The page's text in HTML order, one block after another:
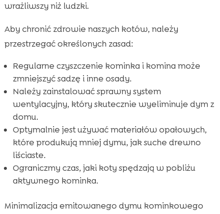
wrażliwszy niż ludzki.
Aby chronić zdrowie naszych kotów, należy
przestrzegać określonych zasad:
Regularne czyszczenie kominka i komina może
zmniejszyć sadzę i inne osady.
Należy zainstalować sprawny system
wentylacyjny, który skutecznie wyeliminuje dym z
domu.
Optymalnie jest używać materiałów opałowych,
które produkują mniej dymu, jak suche drewno
liściaste.
Ograniczmy czas, jaki koty spędzają w pobliżu
aktywnego kominka.
Minimalizacja emitowanego dymu kominkowego